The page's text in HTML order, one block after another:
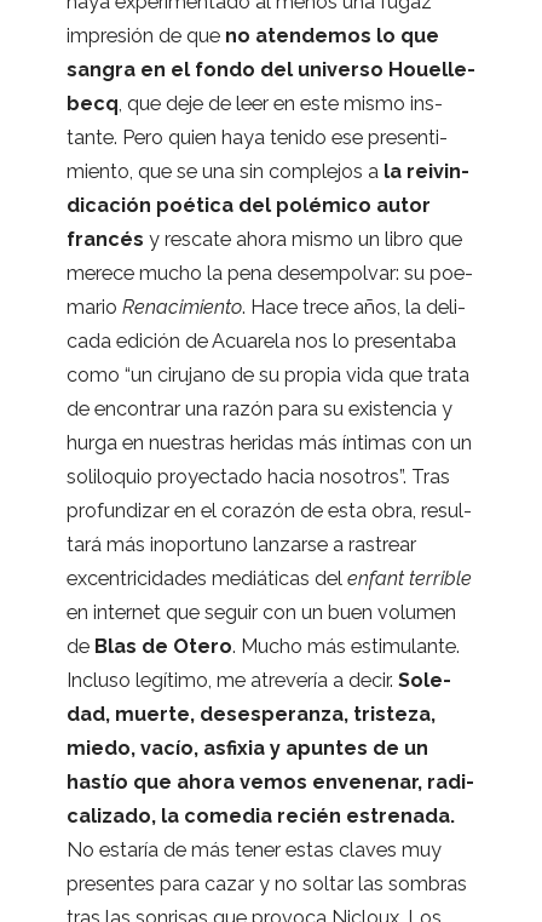
impre­sión de que no aten­de­mos lo que
san­gra en el fondo del uni­verso Houe­lle­
becq, que deje de leer en este mismo ins­
tante. Pero quien haya tenido ese pre­sen­ti­
miento, que se una sin com­ple­jos a la reivin­
di­ca­ción poé­tica del polé­mico autor
fran­cés y res­cate ahora mismo un libro que
merece mucho la pena des­em­pol­var: su poe­
ma­rio Rena­ci­miento. Hace trece años, la deli­
cada edi­ción de Acua­rela nos lo pre­sen­taba
como “un ciru­jano de su pro­pia vida que trata
de encon­trar una razón para su exis­ten­cia y
hurga en nues­tras heri­das más ínti­mas con un
soli­lo­quio pro­yec­tado hacia noso­tros”. Tras
pro­fun­di­zar en el cora­zón de esta obra, resul­
tará más inopor­tuno lan­zarse a ras­trear
excen­tri­ci­da­des mediá­ti­cas del enfant terri­ble
en inter­net que seguir con un buen volu­men
de Blas de Otero. Mucho más esti­mu­lante.
Incluso legí­timo, me atre­ve­ría a decir. Sole­
dad, muerte, des­es­pe­ranza, tris­teza,
miedo, vacío, asfi­xia y apun­tes de un
has­tío que ahora vemos enve­ne­nar, radi­
ca­li­zado, la come­dia recién estre­nada.
No esta­ría de más tener estas cla­ves muy
pre­sen­tes para cazar y no sol­tar las som­bras